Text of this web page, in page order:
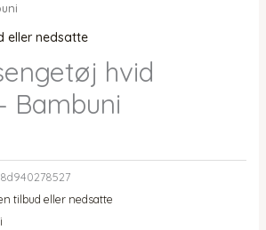
eller nedsatte
hvid
Bambuni
tilbud eller nedsatte